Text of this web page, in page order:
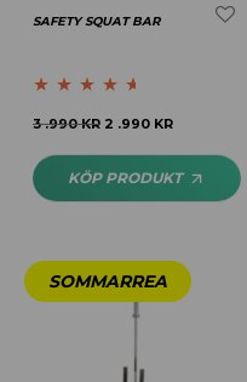
SAFETY SQUAT BAR
Betygsatt
3 .990KR 2 .990 KR
KÖP PRODUKT